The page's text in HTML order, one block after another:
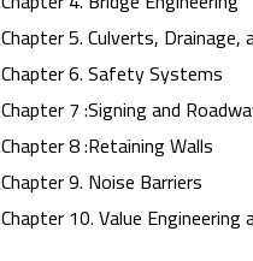
Chapter 5. Culverts,
Chapter 6. Safety Systems
Chapter 7 :Signing and
Chapter 8 :Retaining Walls
Chapter 9. Noise Barriers
Chapter 10. Value Engineering